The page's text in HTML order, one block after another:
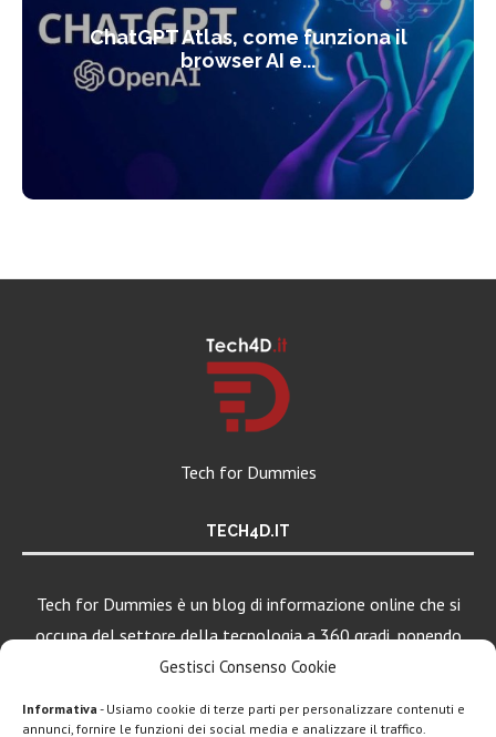
Gestisci Consenso Cookie
Informativa - Usiamo cookie di terze parti per personalizzare contenuti e
annunci, fornire le funzioni dei social media e analizzare il traffico.
ChatGPT Atlas, come funziona il
browser AI e...
Tech for Dummies
TECH4D.IT
Tech for Dummies è un blog di informazione online che si
occupa del settore della tecnologia a 360 gradi, ponendo
una particolare attenzione al mondo Android, Apple e